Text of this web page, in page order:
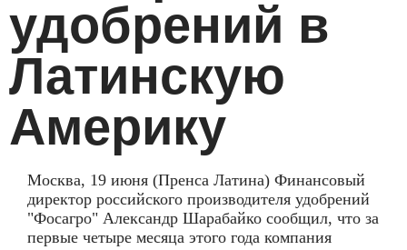
удобрений в
Латинскую
Америку
Москва, 19 июня (Пренса Латина) Финансовый
директор российского производителя удобрений
"Фосагро" Александр Шарабайко сообщил, что за
первые четыре месяца этого года компания